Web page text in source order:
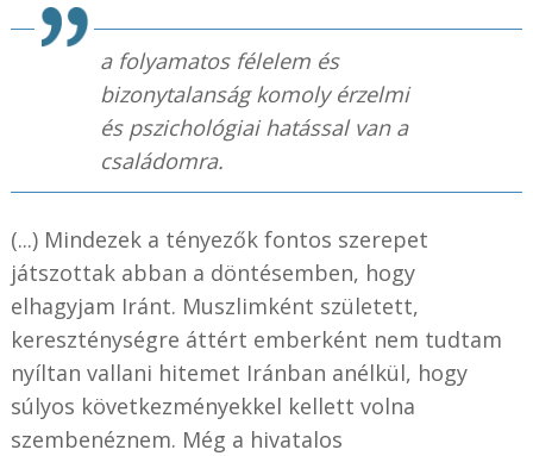
a folyamatos félelem és
bizonytalanság komoly érzelmi
és pszichológiai hatással van a
családomra.
(...) Mindezek a tényezők fontos szerepet
játszottak abban a döntésemben, hogy
elhagyjam Iránt. Muszlimként született,
kereszténységre áttért emberként nem tudtam
nyíltan vallani hitemet Iránban anélkül, hogy
súlyos következményekkel kellett volna
szembenéznem. Még a hivatalos